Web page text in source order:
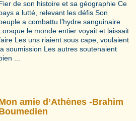
de son histoire et sa géographie Ce
a lutté, relevant les défis Son
a combattu l’hydre sanguinaire
le monde entier voyait et laissait
Les uns riaient sous cape, voulaient
soumission Les autres soutenaient
...
amie d’Athènes -Brahim